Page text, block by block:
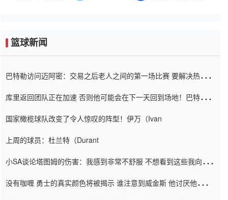
篮球新闻
巴特勒访问迈阿密：交易之后老人之间的第一场比赛 要解决热情的
库里返回团队正在加速 否则他可能会在下一天回到场地！巴特勒迈
国家橄榄球队改变了令人惊叹的阵型！伊万（Ivan
上周的球员：杜兰特（Durant
小SA谈论塔图姆的伤害：我感到非常不舒服 不想看到这些我向他
没有咖喱 勇士的真实颜色将被揭示 谁注意到威金斯 他讨厌他的老